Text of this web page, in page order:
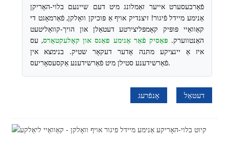
פֿאַרבעסערט אייער זאַמלונג מיט דעם שיינעם בלוי-האָריקן
אַנימע מיידל פֿיגור! זיצנדיק אויף אַ פּוכיקן וואָלקן, פֿאַרמאָגט די
קאַוואַיי פּופּיק קאָמפּליצירטע דעטאַלן און הויך-קוואַליטעט
האַנטווערק. פּאַסיק פֿאַר אַנימע פאַנס און קאָלעקטאָרס, עס
איז אַ יינציקע מתּנה אָדער דעקאָר שטיק. בנימצא אין
פֿאַרשידענע סטילן מיט פֿאַרשידענע אַקסעסאָריעס.
אָנפֿרעג דעטאַל